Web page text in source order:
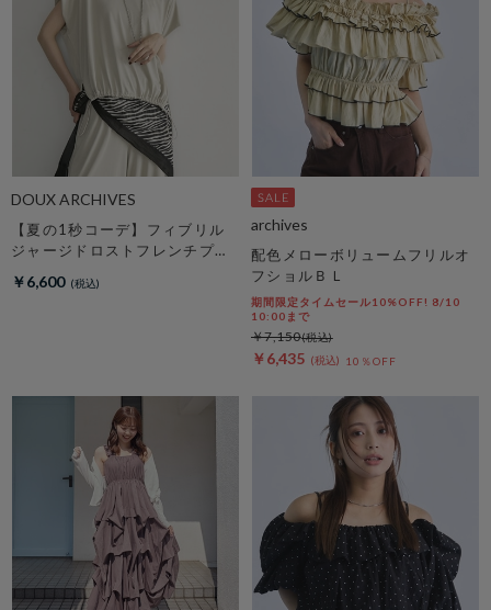
DOUX ARCHIVES
【夏の1秒コーデ】フィブリル
ジャージドロストフレンチプル
￥6,600
archives
配色メローボリュームフリルオ
フショルＢＬ
期間限定タイムセール10%OFF! 8/10
10:00まで
￥7,150
￥6,435 10％OFF